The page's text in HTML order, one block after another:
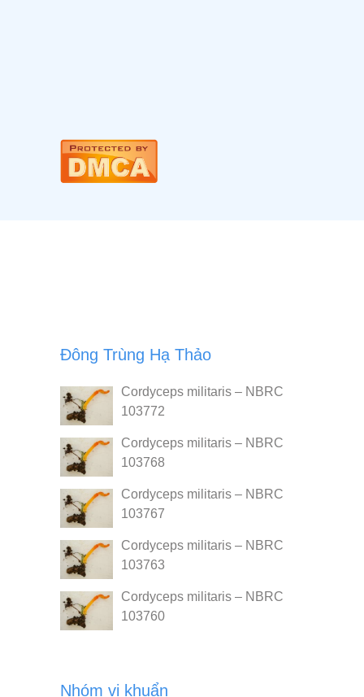
Đông Trùng Hạ Thảo
Cordyceps militaris – NBRC
103772
Cordyceps militaris – NBRC
103768
Cordyceps militaris – NBRC
103767
Cordyceps militaris – NBRC
103763
Cordyceps militaris – NBRC
103760
Nhóm vi khuẩn